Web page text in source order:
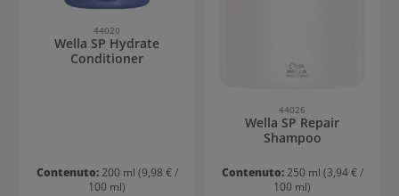
44020
Wella SP Hydrate
Conditioner
Contenuto:200 ml (9,98 € /
100 ml)
44026
Wella SP Repair
Shampoo
Contenuto:250 ml (3,94 € /
100 ml)